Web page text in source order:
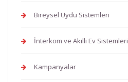
Bireysel Uydu Sistemleri
İnterkom ve Akıllı Ev Sistemleri
Kampanyalar